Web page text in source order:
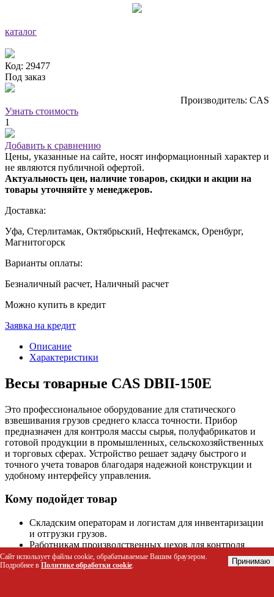
каталог
Код: 29477
Под заказ
Производитель: CAS
Узнать стоимость
1
Добавить к сравнению
Цены, указанные на сайте, носят информационный характер и
не являются публичной офертой.
Актуальность цен, наличие товаров, скидки и акции на
товары уточняйте у менеджеров.
Доставка:
Уфа, Стерлитамак, Октябрьский, Нефтекамск, Оренбург,
Магнитогорск
Варианты оплаты:
Безналичный расчет, Наличный расчет
Можно купить в кредит
Заявка на кредит
Описание
Характеристики
Весы товарные CAS DBII-150E
Это профессиональное оборудование для статического
взвешивания грузов среднего класса точности. Прибор
предназначен для контроля массы сырья, полуфабрикатов и
готовой продукции в промышленных, сельскохозяйственных
и торговых сферах. Устройство решает задачу быстрого и
точного учета товаров благодаря надежной конструкции и
удобному интерфейсу управления.
Кому подойдет товар
Складским операторам и логистам для инвентаризации
и отгрузки грузов.
Работникам производственных цехов для контроля
массы сырья и полуфабрикатов.
Сотрудникам сельскохозяйственных предприятий для
Сайт использует файлы cookie, обрабатываемые Вашим браузером.
Подробнее в Политике обработки cookie. Принимаю